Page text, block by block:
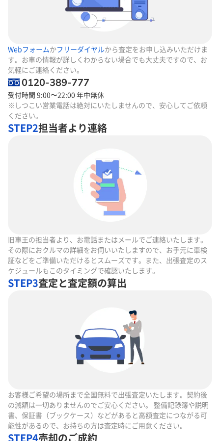
Webフォームかフリーダイヤルから査定をお申し込みいただけま
す。お車の情報が詳しくわからない場合でも大丈夫ですので、お
気軽にご連絡ください。
0120-389-777
受付時間 9:00〜22:00 年中無休
※しつこい営業電話は絶対にいたしませんので、安心してご依頼
ください。
STEP2担当者より連絡
旧車王の担当者より、お電話またはメールでご連絡いたします。
その際におクルマの詳細をお伺いいたしますので、お手元に車検
証などをご準備いただけるとスムーズです。また、出張査定のス
ケジュールもこのタイミングで確認いたします。
STEP3査定と査定額の算出
お客様ご希望の場所まで全国無料で出張査定いたします。契約後
の減額は一切ありませんのでご安心ください。 整備記録簿や説明
書、保証書（ブックケース）などがあると高額査定につながる可
能性があるので、お持ちの方は査定時にご用意ください。
STEP4売却のご成約